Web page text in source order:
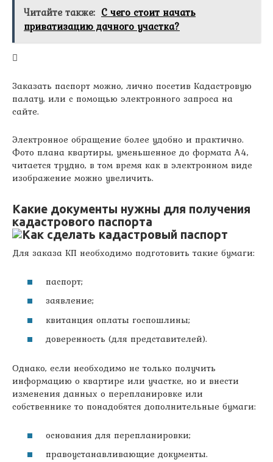
Читайте также: С чего стоит начать
приватизацию дачного участка?
Заказать паспорт можно, лично посетив Кадастровую
палату, или с помощью электронного запроса на
сайте.
Электронное обращение более удобно и практично.
Фото плана квартиры, уменьшенное до формата А4,
читается трудно, в том время как в электронном виде
изображение можно увеличить.
Какие документы нужны для получения
кадастрового паспорта
Для заказа КП необходимо подготовить такие бумаги:
паспорт;
заявление;
квитанция оплаты госпошлины;
доверенность (для представителей).
Однако, если необходимо не только получить
информацию о квартире или участке, но и внести
изменения данных о перепланировке или
собственнике то понадобятся дополнительные бумаги:
основания для перепланировки;
правоустанавливающие документы.